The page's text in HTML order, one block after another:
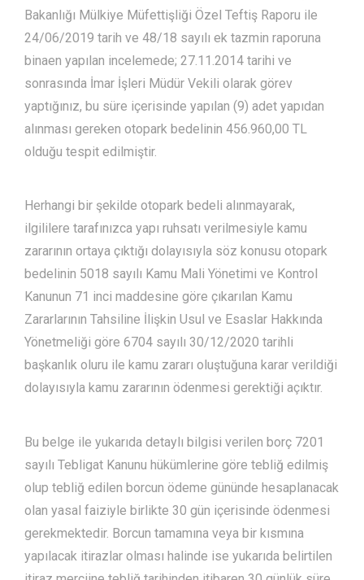
Bakanlığı Mülkiye Müfettişliği Özel Teftiş Raporu ile
24/06/2019 tarih ve 48/18 sayılı ek tazmin raporuna
binaen yapılan incelemede; 27.11.2014 tarihi ve
sonrasında İmar İşleri Müdür Vekili olarak görev
yaptığınız, bu süre içerisinde yapılan (9) adet yapıdan
alınması gereken otopark bedelinin 456.960,00 TL
olduğu tespit edilmiştir.
Herhangi bir şekilde otopark bedeli alınmayarak,
ilgililere tarafınızca yapı ruhsatı verilmesiyle kamu
zararının ortaya çıktığı dolayısıyla söz konusu otopark
bedelinin 5018 sayılı Kamu Mali Yönetimi ve Kontrol
Kanunun 71 inci maddesine göre çıkarılan Kamu
Zararlarının Tahsiline İlişkin Usul ve Esaslar Hakkında
Yönetmeliği göre 6704 sayılı 30/12/2020 tarihli
başkanlık oluru ile kamu zararı oluştuğuna karar verildiği
dolayısıyla kamu zararının ödenmesi gerektiği açıktır.
Bu belge ile yukarıda detaylı bilgisi verilen borç 7201
sayılı Tebligat Kanunu hükümlerine göre tebliğ edilmiş
olup tebliğ edilen borcun ödeme gününde hesaplanacak
olan yasal faiziyle birlikte 30 gün içerisinde ödenmesi
gerekmektedir. Borcun tamamına veya bir kısmına
yapılacak itirazlar olması halinde ise yukarıda belirtilen